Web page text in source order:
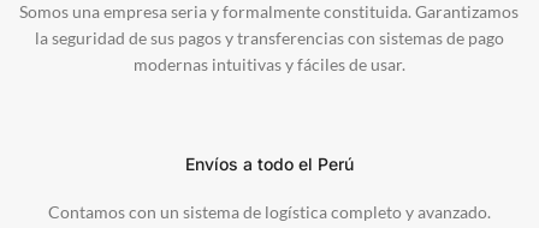
Somos una empresa seria y formalmente constituida. Garantizamos
la seguridad de sus pagos y transferencias con sistemas de pago
modernas intuitivas y fáciles de usar.
Envíos a todo el Perú
Contamos con un sistema de logística completo y avanzado.